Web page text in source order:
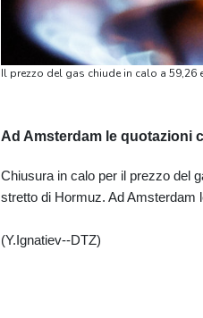
Il prezzo del gas chiude in calo a 59,26
Ad Amsterdam le quotazioni
Chiusura in calo per il prezzo del
stretto di Hormuz. Ad Amsterdam
(Y.Ignatiev--DTZ)